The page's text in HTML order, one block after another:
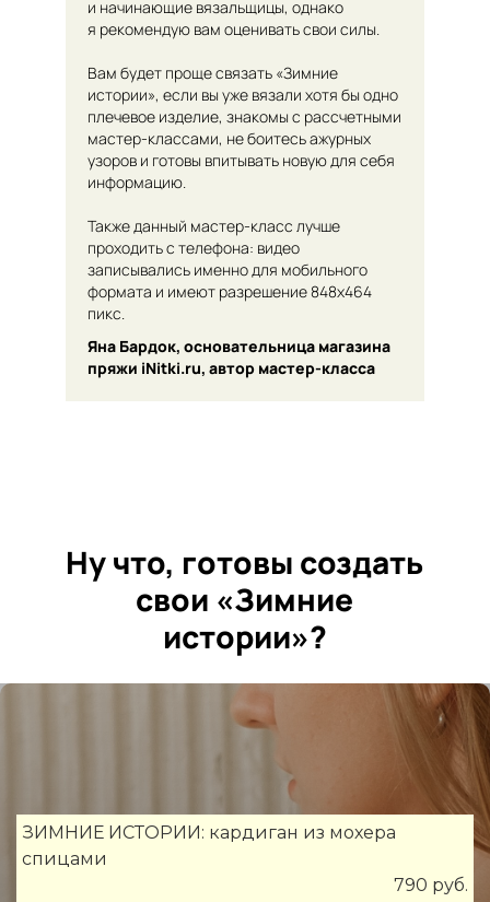
и начинающие вязальщицы, однако
я рекомендую вам оценивать свои силы.
Вам будет проще связать «Зимние
истории», если вы уже вязали хотя бы одно
плечевое изделие, знакомы с рассчетными
мастер-классами, не боитесь ажурных
узоров и готовы впитывать новую для себя
информацию.
Также данный мастер-класс лучше
проходить с телефона: видео
записывались именно для мобильного
формата и имеют разрешение 848х464
пикс.
Яна Бардок, основательница магазина
пряжи iNitki.ru, автор мастер-класса
Ну что, готовы создать
свои «Зимние
истории»?
Ссылка на это место страницы:
ЗИМНИЕ ИСТОРИИ: кардиган из мохера
спицами
790 руб.